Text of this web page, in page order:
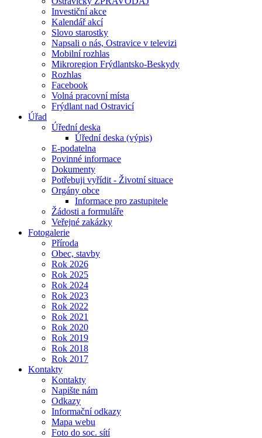
Investiční akce
Kalendář akcí
Slovo starostky
Napsali o nás, Ostravice v televizi
Mobilní rozhlas
Mikroregion Frýdlantsko-Beskydy
Rozhlas
Facebook
Volná pracovní místa
Frýdlant nad Ostravicí
Úřad
Úřední deska
Úřední deska (výpis)
E-podatelna
Povinné informace
Dokumenty
Potřebuji vyřídit - Životní situace
Orgány obce
Informace pro zastupitele
Žádosti a formuláře
Veřejné zakázky
Fotogalerie
Příroda
Obec, stavby
Rok 2026
Rok 2025
Rok 2024
Rok 2023
Rok 2022
Rok 2021
Rok 2020
Rok 2019
Rok 2018
Rok 2017
Kontakty
Kontakty
Napište nám
Odkazy
Informační odkazy
Mapa webu
Foto do soc. sítí